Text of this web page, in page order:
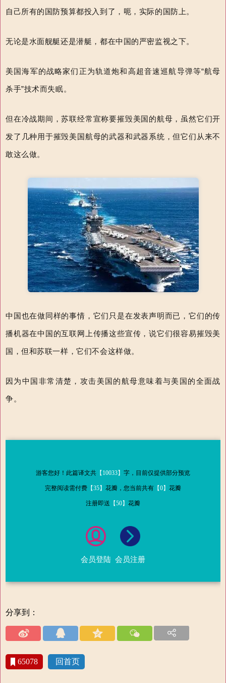
自己所有的国防预算都投入到了，呃，实际的国防上。
无论是水面舰艇还是潜艇，都在中国的严密监视之下。
美国海军的战略家们正为轨道炮和高超音速巡航导弹等“航母
杀手”技术而失眠。
但在冷战期间，苏联经常宣称要摧毁美国的航母，虽然它们开
发了几种用于摧毁美国航母的武器和武器系统，但它们从来不
敢这么做。
中国也在做同样的事情，它们只是在发表声明而已，它们的传
播机器在中国的互联网上传播这些宣传，说它们很容易摧毁美
国，但和苏联一样，它们不会这样做。
因为中国非常清楚，攻击美国的航母意味着与美国的全面战
争。
游客您好！此篇译文共 【10033】 字，目前仅提供部分预览
完整阅读需付费 【35】 花瓣，您当前共有 【0】 花瓣
注册即送 【50】 花瓣
会员登陆 会员注册
分享到：
65078 回首页